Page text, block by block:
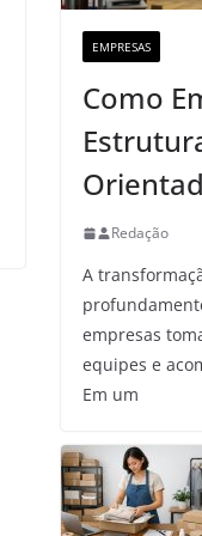
EMPRESAS
Como
Redação
A
empresas
equipes e
Em um